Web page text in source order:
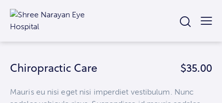
Chiropractic Care $35.00
Mauris eu nisi eget nisi imperdiet vestibulum. Nunc